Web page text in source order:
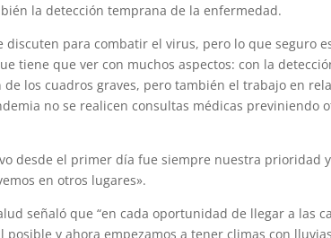
la detección temprana de la enfermedad.
discuten para combatir el virus, pero lo que seguro
tiene que ver con muchos aspectos: con la
los cuadros graves, pero también el trabajo en
no se realicen consultas médicas previniendo
desde el primer día fue siempre nuestra prioridad
en otros lugares».
señaló que “en cada oportunidad de llegar a las
y ahora empezamos a tener climas con